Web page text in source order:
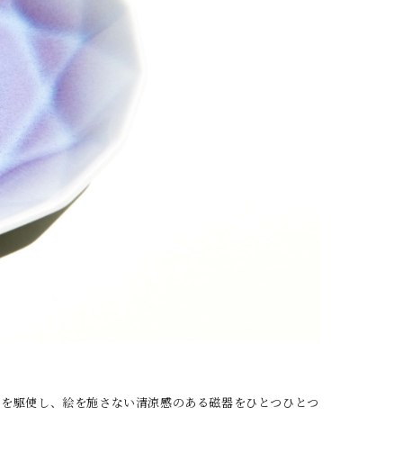
駆使し、絵を施さない清涼感のある磁器をひとつひとつ